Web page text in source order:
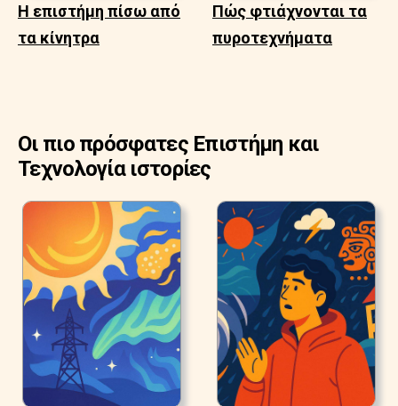
Η επιστήμη πίσω από
τα κίνητρα
Πώς φτιάχνονται τα
πυροτεχνήματα
Οι πιο πρόσφατες Επιστήμη και
Τεχνολογία ιστορίες